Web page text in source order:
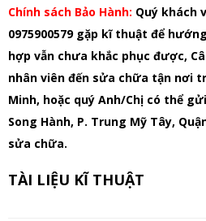
Chính sách Bảo Hành: Quý khách
0975900579 gặp kĩ thuật để
hợp vẫn chưa khắc phục được,
nhân viên đến sửa chữa tận nơi
Minh, hoặc quý Anh/Chị có thể
Song Hành, P. Trung Mỹ Tây,
sửa chữa.
TÀI LIỆU KĨ THUẬT